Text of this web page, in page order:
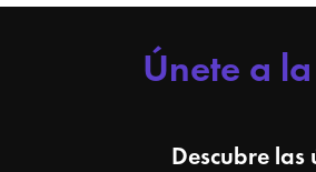
Únete a
Descubre